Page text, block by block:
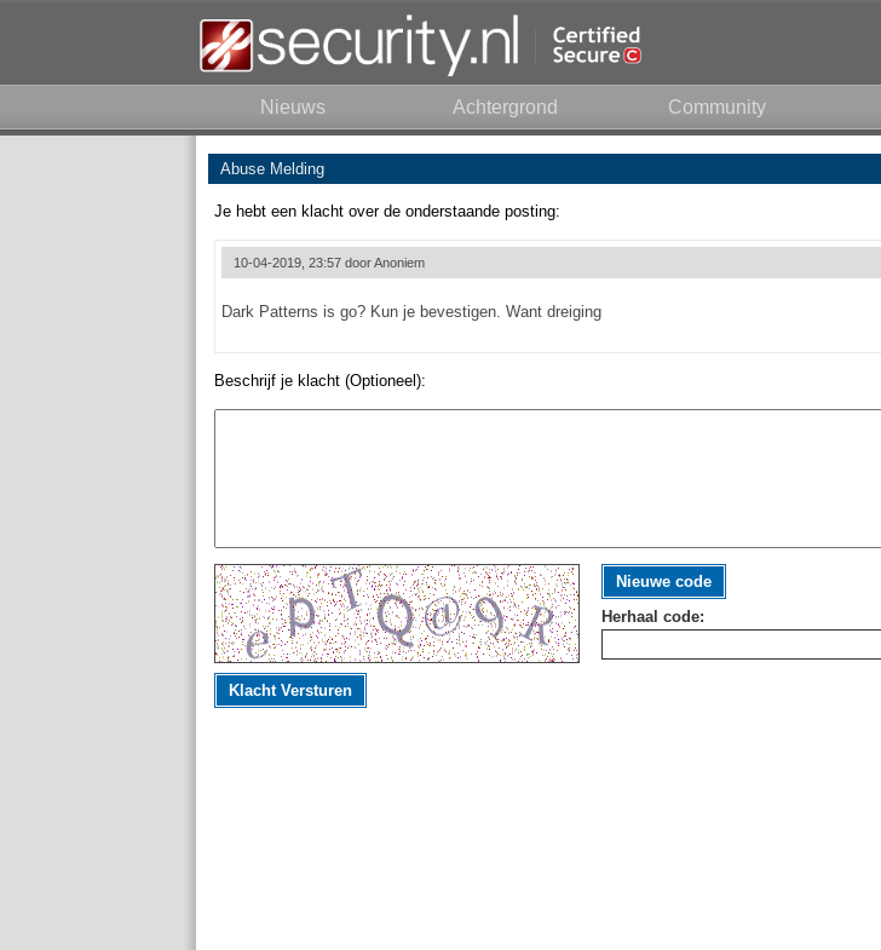
Nieuws Achtergrond Community
Abuse Melding
Je hebt een klacht over de onderstaande posting:
10-04-2019, 23:57 doorAnoniem
Dark Patterns is go? Kun je bevestigen. Want dreiging
Beschrijf je klacht (Optioneel):
Nieuwe code
Herhaal code:
Klacht Versturen